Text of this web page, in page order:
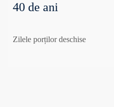
40 de ani
Zilele porților deschise